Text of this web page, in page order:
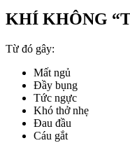
KHÍ KHÔNG
Từ đó gây:
Mất ngủ
Đầy bụng
Tức ngực
Khó thở nhẹ
Đau đầu
Cáu gắt